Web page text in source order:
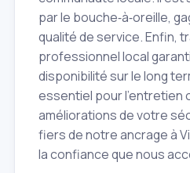
par le bouche‑à‑oreille,
qualité de service. Enfin,
professionnel local
disponibilité sur le long
essentiel pour l'entretien
améliorations de votre
fiers de notre ancrage à
la confiance que nous